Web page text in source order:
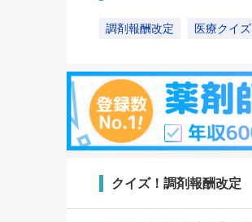
調剤報酬改定 医療クイズ
クイズ！調剤報酬改定